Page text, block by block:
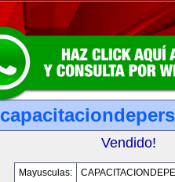
Vendido!
Mayusculas: